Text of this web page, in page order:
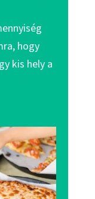
hogy
kis hely a